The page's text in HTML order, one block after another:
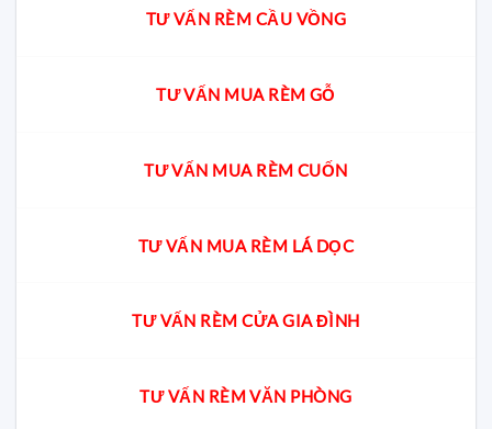
TƯ VẤN RÈM CẦU VỒNG
TƯ VẤN MUA RÈM GỖ
TƯ VẤN MUA RÈM CUỐN
TƯ VẤN MUA RÈM LÁ DỌC
TƯ VẤN RÈM CỬA GIA ĐÌNH
TƯ VẤN RÈM VĂN PHÒNG